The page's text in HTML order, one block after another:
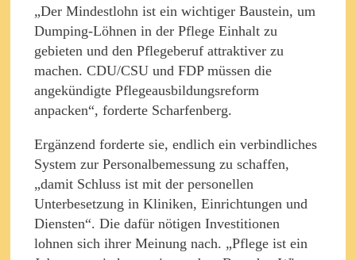
„Der Mindestlohn ist ein wichtiger Baustein, um
Dumping-Löhnen in der Pflege Einhalt zu
gebieten und den Pflegeberuf attraktiver zu
machen. CDU/CSU und FDP müssen die
angekündigte Pflegeausbildungsreform
anpacken“, forderte Scharfenberg.
Ergänzend forderte sie, endlich ein verbindliches
System zur Personalbemessung zu schaffen,
„damit Schluss ist mit der personellen
Unterbesetzung in Kliniken, Einrichtungen und
Diensten“. Die dafür nötigen Investitionen
lohnen sich ihrer Meinung nach. „Pflege ist ein